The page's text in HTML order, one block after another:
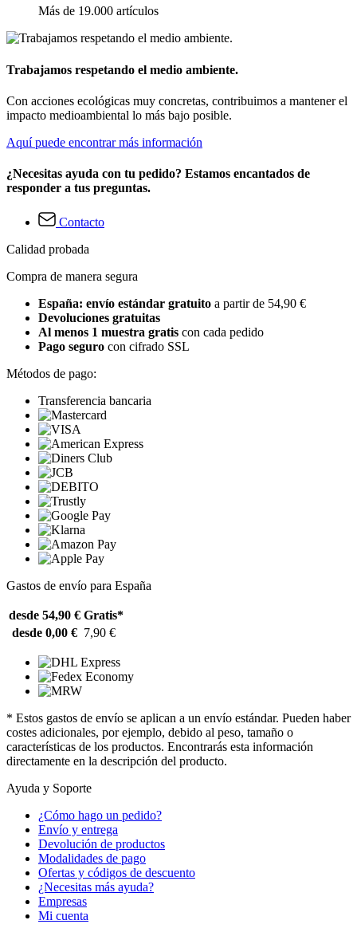
Más de 19.000 artículos
Trabajamos respetando el medio ambiente.
Con acciones ecológicas muy concretas, contribuimos a mantener el
impacto medioambiental lo más bajo posible.
Aquí puede encontrar más información
¿Necesitas ayuda con tu pedido? Estamos encantados de
responder a tus preguntas.
Contacto
Calidad probada
Compra de manera segura
España: envío estándar gratuito a partir de 54,90 €
Devoluciones gratuitas
Al menos 1 muestra gratis con cada pedido
Pago seguro con cifrado SSL
Métodos de pago:
Transferencia bancaria
Gastos de envío para España
desde 54,90 € Gratis*
desde 0,00 € 7,90 €
* Estos gastos de envío se aplican a un envío estándar. Pueden haber
costes adicionales, por ejemplo, debido al peso, tamaño o
características de los productos. Encontrarás esta información
directamente en la descripción del producto.
Ayuda y Soporte
¿Cómo hago un pedido?
Envío y entrega
Devolución de productos
Modalidades de pago
Ofertas y códigos de descuento
¿Necesitas más ayuda?
Empresas
Mi cuenta